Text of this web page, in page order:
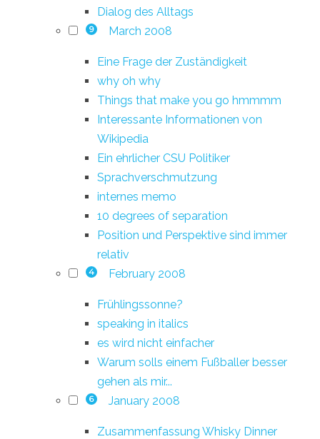
Dialog des Alltags
9 March 2008
Eine Frage der Zuständigkeit
why oh why
Things that make you go hmmmm
Interessante Informationen von
Wikipedia
Ein ehrlicher CSU Politiker
Sprachverschmutzung
internes memo
10 degrees of separation
Position und Perspektive sind immer
relativ
4 February 2008
Frühlingssonne?
speaking in italics
es wird nicht einfacher
Warum solls einem Fußballer besser
gehen als mir...
6 January 2008
Zusammenfassung Whisky Dinner